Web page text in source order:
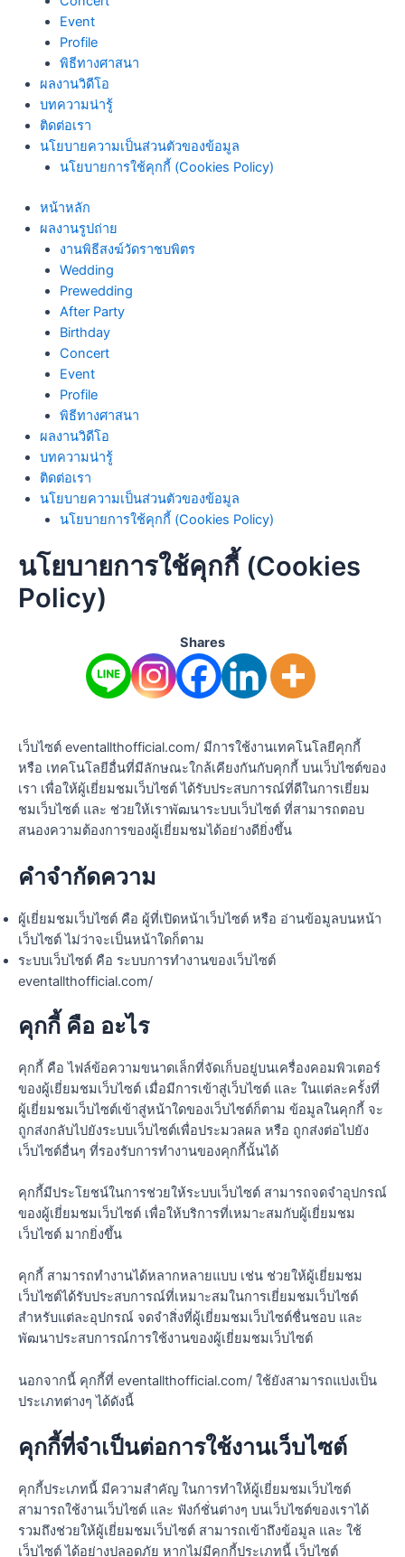
Event
Profile
พิธีทางศาสนา
ผลงานวิดีโอ
บทความน่ารู้
ติดต่อเรา
นโยบายความเป็นส่วนตัวของข้อมูล
นโยบายการใช้คุกกี้ (Cookies Policy)
หน้าหลัก
ผลงานรูปถ่าย
งานพิธีสงฆ์วัดราชบพิตร
Wedding
Prewedding
After Party
Birthday
Concert
Event
Profile
พิธีทางศาสนา
ผลงานวิดีโอ
บทความน่ารู้
ติดต่อเรา
นโยบายความเป็นส่วนตัวของข้อมูล
นโยบายการใช้คุกกี้ (Cookies Policy)
นโยบายการใช้คุกกี้ (Cookies
Policy)
Shares
เว็บไซต์ eventallthofficial.com/ มีการใช้งานเทคโนโลยีคุกกี้
หรือ เทคโนโลยีอื่นที่มีลักษณะใกล้เคียงกันกับคุกกี้ บนเว็บไซต์ของ
เรา เพื่อให้ผู้เยี่ยมชมเว็บไซต์ ได้รับประสบการณ์ที่ดีในการเยี่ยม
ชมเว็บไซต์ และ ช่วยให้เราพัฒนาระบบเว็บไซต์ ที่สามารถตอบ
สนองความต้องการของผู้เยี่ยมชมได้อย่างดียิ่งขึ้น
คำจำกัดความ
ผู้เยี่ยมชมเว็บไซต์ คือ ผู้ที่เปิดหน้าเว็บไซต์ หรือ อ่านข้อมูลบนหน้า
เว็บไซต์ ไม่ว่าจะเป็นหน้าใดก็ตาม
ระบบเว็บไซต์ คือ ระบบการทำงานของเว็บไซต์
eventallthofficial.com/
คุกกี้ คือ อะไร
คุกกี้ คือ ไฟล์ข้อความขนาดเล็กที่จัดเก็บอยู่บนเครื่องคอมพิวเตอร์
ของผู้เยี่ยมชมเว็บไซต์ เมื่อมีการเข้าสู่เว็บไซต์ และ ในแต่ละครั้งที่
ผู้เยี่ยมชมเว็บไซต์เข้าสู่หน้าใดของเว็บไซต์ก็ตาม ข้อมูลในคุกกี้ จะ
ถูกส่งกลับไปยังระบบเว็บไซต์เพื่อประมวลผล หรือ ถูกส่งต่อไปยัง
เว็บไซต์อื่นๆ ที่รองรับการทำงานของคุกกี้นั้นได้
คุกกี้มีประโยชน์ในการช่วยให้ระบบเว็บไซต์ สามารถจดจำอุปกรณ์
ของผู้เยี่ยมชมเว็บไซต์ เพื่อให้บริการที่เหมาะสมกับผู้เยี่ยมชม
เว็บไซต์ มากยิ่งขึ้น
คุกกี้ สามารถทำงานได้หลากหลายแบบ เช่น ช่วยให้ผู้เยี่ยมชม
เว็บไซต์ได้รับประสบการณ์ที่เหมาะสมในการเยี่ยมชมเว็บไซต์
สำหรับแต่ละอุปกรณ์ จดจำสิ่งที่ผู้เยี่ยมชมเว็บไซต์ชื่นชอบ และ
พัฒนาประสบการณ์การใช้งานของผู้เยี่ยมชมเว็บไซต์
นอกจากนี้ คุกกี้ที่ eventallthofficial.com/ ใช้ยังสามารถแบ่งเป็น
ประเภทต่างๆ ได้ดังนี้
คุกกี้ที่จำเป็นต่อการใช้งานเว็บไซต์
คุกกี้ประเภทนี้ มีความสำคัญ ในการทำให้ผู้เยี่ยมชมเว็บไซต์
สามารถใช้งานเว็บไซต์ และ ฟังก์ชั่นต่างๆ บนเว็บไซต์ของเราได้
รวมถึงช่วยให้ผู้เยี่ยมชมเว็บไซต์ สามารถเข้าถึงข้อมูล และ ใช้
เว็บไซต์ ได้อย่างปลอดภัย หากไม่มีคุกกี้ประเภทนี้ เว็บไซต์